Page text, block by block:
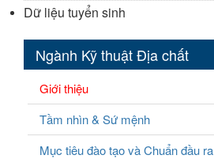
Dữ liệu tuyển sinh
Ngành Kỹ thuật Địa chất
Giới thiệu
Tầm nhìn & Sứ mệnh
Mục tiêu đào tạo và Chuẩn đầu ra